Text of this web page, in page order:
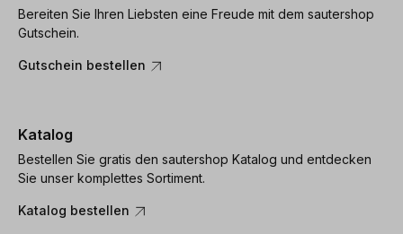
Bereiten Sie Ihren Liebsten eine Freude mit dem sautershop
Gutschein.
Gutschein bestellen
Katalog
Bestellen Sie gratis den sautershop Katalog und entdecken
Sie unser komplettes Sortiment.
Katalog bestellen